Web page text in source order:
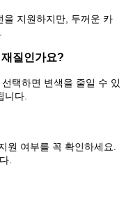
을 지원하지만, 두꺼운 카
질인가요?
택하면 변색을 줄일 수 있
니다.
원 여부를 꼭 확인하세요.
.